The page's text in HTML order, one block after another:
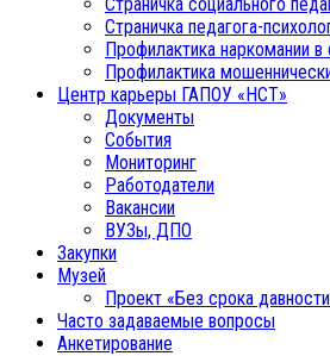
Страничка педагога-
Профилактика наркомании
Профилактика
Центр карьеры ГАПОУ «НСТ»
Документы
События
Мониторинг
Работодатели
Вакансии
ВУЗы, ДПО
Закупки
Музей
Проект «Без срока
Часто задаваемые вопросы
Анкетирование